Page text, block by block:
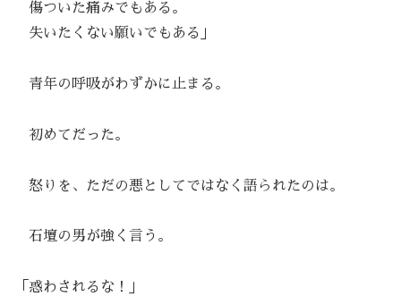
傷ついた痛みでもある。
失いたくない願いでもある」
青年の呼吸がわずかに止まる。
初めてだった。
怒りを、ただの悪としてではなく語られたのは。
石壇の男が強く言う。
「惑わされるな！」